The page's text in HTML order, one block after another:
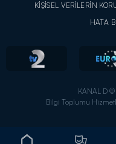
KİŞİSEL VERİLERİN
HATA
KANAL D ©
Bilgi Toplumu